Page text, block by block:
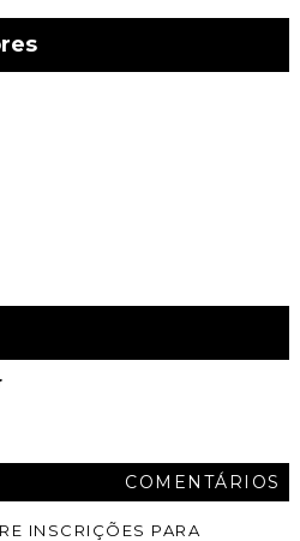
COMENTÁRIOS
INSCRIÇÕES PARA